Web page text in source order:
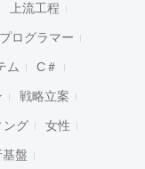
上流工程
プログラマー
ム C＃
戦略立案
ング 女性
盤